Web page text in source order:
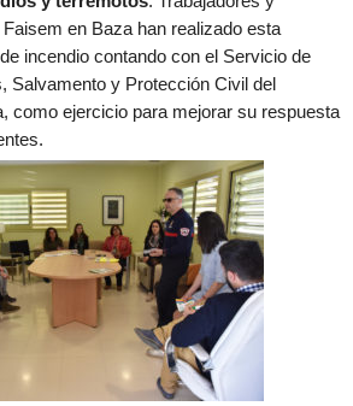
en Baza han realizado esta
incendio contando con el Servicio de
Salvamento y Protección Civil del
como ejercicio para mejorar su respuesta